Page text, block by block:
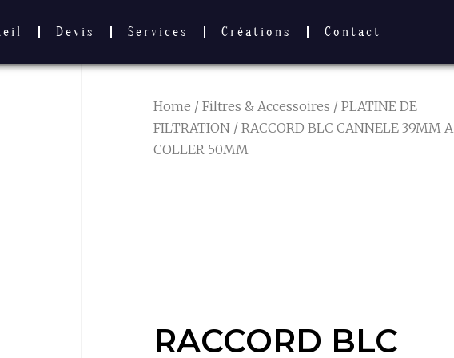
Devis Services Créations Contact
Home / Filtres & Accessoires / PLATINE DE
FILTRATION / RACCORD BLC CANNELE 39MM A
COLLER 50MM
RACCORD BLC